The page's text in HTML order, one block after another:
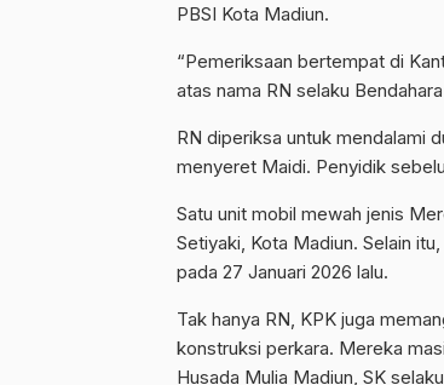
PBSI Kota Madiun.
“Pemeriksaan bertempat di
atas nama RN selaku
RN diperiksa untuk mendalami
menyeret Maidi. Penyidik
Satu unit mobil mewah jenis
Setiyaki, Kota Madiun. Selain
pada 27 Januari 2026 lalu.
Tak hanya RN, KPK juga
konstruksi perkara. Mereka
Husada Mulia Madiun, SK